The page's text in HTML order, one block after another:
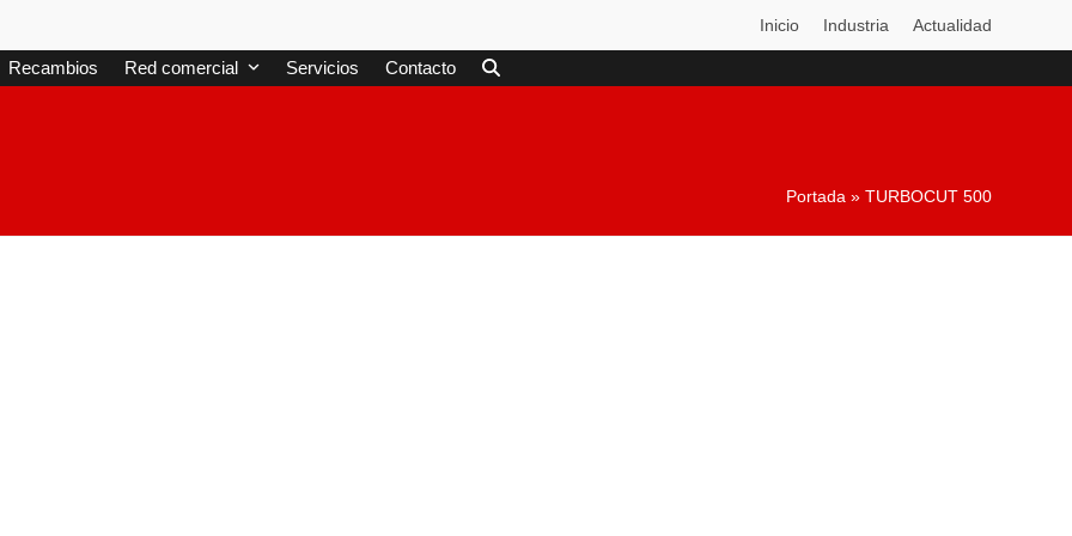
Inicio Industria Actualidad
Recambios Red comercial Servicios Contacto
Portada » TURBOCUT 500